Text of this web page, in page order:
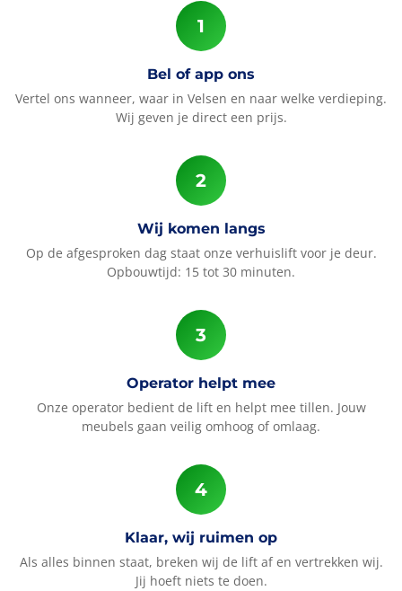
Bel of app ons
Vertel ons wanneer, waar in Velsen en naar welke verdieping.
Wij geven je direct een prijs.
Wij komen langs
Op de afgesproken dag staat onze verhuislift voor je deur.
Opbouwtijd: 15 tot 30 minuten.
Operator helpt mee
Onze operator bedient de lift en helpt mee tillen. Jouw
meubels gaan veilig omhoog of omlaag.
Klaar, wij ruimen op
Als alles binnen staat, breken wij de lift af en vertrekken wij.
Jij hoeft niets te doen.